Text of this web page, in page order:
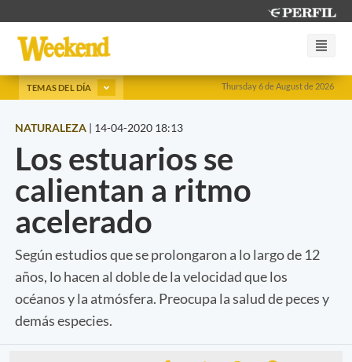
Thursday 6 de August de 2026
TEMAS DEL DÍA
NATURALEZA | 14-04-2020 18:13
Los estuarios se
calientan a ritmo
acelerado
Según estudios que se prolongaron a lo largo de 12
años, lo hacen al doble de la velocidad que los
océanos y la atmósfera. Preocupa la salud de peces y
demás especies.